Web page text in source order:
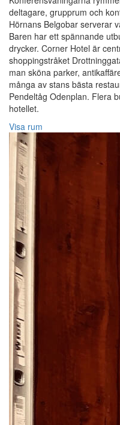
deltagare, grupprum och
Hörnans Belgobar serverar
Baren har ett spännande
drycker. Corner Hotel är
shoppingstråket
man sköna parker,
många av stans bästa
Pendeltåg Odenplan. Flera
hotellet.
Visa rum